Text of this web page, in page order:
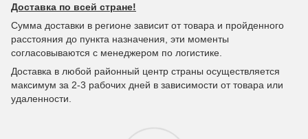
Доставка по всей стране!
Сумма доставки в регионе зависит от товара и пройденного
расстояния до пункта назначения, эти моменты
согласовываются с менеджером по логистике.
Доставка в любой районный центр страны осуществляется
максимум за 2-3 рабочих дней в зависимости от товара или
удаленности.